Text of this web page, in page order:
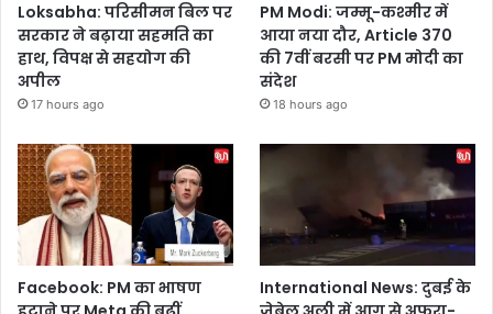
Loksabha: परिसीमन बिल पर
सरकार ने बढ़ाया सहमति का
हाथ, विपक्ष से सहयोग की
अपील
17 hours ago
PM Modi: जम्मू-कश्मीर में
आया नया दौर, Article 370
की 7वीं बरसी पर PM मोदी का
संदेश
18 hours ago
Facebook: PM का भाषण
International News: दुबई के